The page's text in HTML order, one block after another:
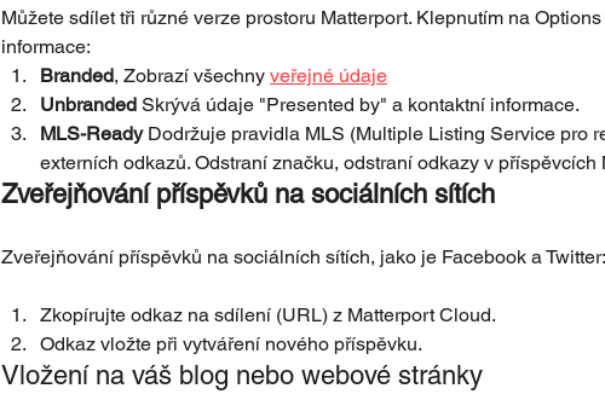
Můžete sdílet tři různé verze prostoru Matterport. Klepnutím na
informace:
Branded, Zobrazí všechny veřejné údaje
Unbranded Skrývá údaje "Presented by" a kontaktní informace.
MLS-Ready Dodržuje pravidla MLS (Multiple Listing Service pro
externích odkazů. Odstraní značku, odstraní odkazy v
Zveřejňování příspěvků na sociálních sítích
Zveřejňování příspěvků na sociálních sítích, jako je Facebook a Twitter:
Zkopírujte odkaz na sdílení (URL) z Matterport Cloud.
Odkaz vložte při vytváření nového příspěvku.
Vložení na váš blog nebo webové stránky